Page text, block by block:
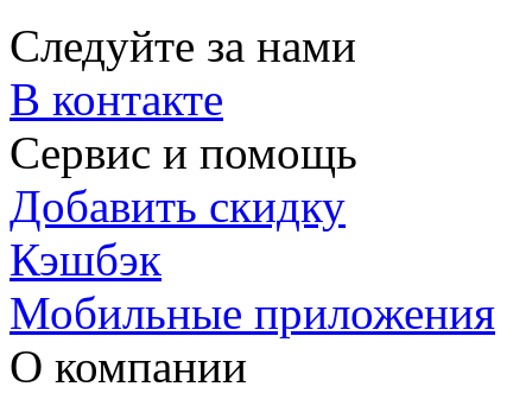
Следуйте за нами
В контакте
Сервис и помощь
Добавить скидку
Кэшбэк
Мобильные приложения
О компании